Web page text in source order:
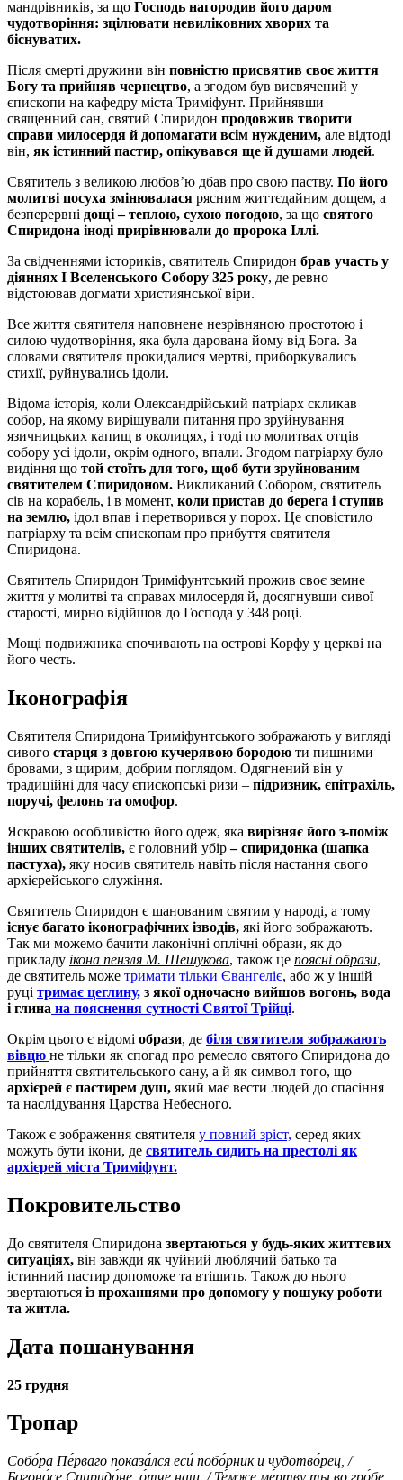
мандрівників, за що Господь нагородив його даром
чудотворіння: зцілювати невиліковних хворих та
біснуватих.
Після смерті дружини він повністю присвятив своє життя
Богу та прийняв чернецтво, а згодом був висвячений у
єпископи на кафедру міста Триміфунт. Прийнявши
священний сан, святий Спиридон продовжив творити
справи милосердя й допомагати всім нужденим, але відтоді
він, як істинний пастир, опікувався ще й душами людей.
Святитель з великою любов’ю дбав про свою паству. По його
молитві посуха змінювалася рясним життєдайним дощем, а
безперервні дощі – теплою, сухою погодою, за що святого
Спиридона іноді прирівнювали до пророка Іллі.
За свідченнями істориків, святитель Спиридон брав участь у
діяннях І Вселенського Собору 325 року, де ревно
відстоював догмати християнської віри.
Все життя святителя наповнене незрівняною простотою і
силою чудотворіння, яка була дарована йому від Бога. За
словами святителя прокидалися мертві, приборкувались
стихії, руйнувались ідоли.
Відома історія, коли Олександрійський патріарх скликав
собор, на якому вирішували питання про зруйнування
язичницьких капищ в околицях, і тоді по молитвах отців
собору усі ідоли, окрім одного, впали. Згодом патріарху було
видіння що той стоїть для того, щоб бути зруйнованим
святителем Спиридоном. Викликаний Собором, святитель
сів на корабель, і в момент, коли пристав до берега і ступив
на землю, ідол впав і перетворився у порох. Це сповістило
патріарху та всім єпископам про прибуття святителя
Спиридона.
Святитель Спиридон Триміфунтський прожив своє земне
життя у молитві та справах милосердя й, досягнувши сивої
старості, мирно відійшов до Господа у 348 році.
Мощі подвижника спочивають на острові Корфу у церкві на
його честь.
Іконографія
Святителя Спиридона Триміфунтського зображають у вигляді
сивого старця з довгою кучерявою бородою ти пишними
бровами, з щирим, добрим поглядом. Одягнений він у
традиційні для часу єпископські ризи – підризник, єпітрахіль,
поручі, фелонь та омофор.
Яскравою особливістю його одеж, яка вирізняє його з-поміж
інших святителів, є головний убір– спиридонка (шапка
пастуха), яку носив святитель навіть після настання свого
архієрейського служіння.
Святитель Спиридон є шанованим святим у народі, а тому
існує багато іконографічних ізводів, які його зображають.
Так ми можемо бачити лаконічні оплічні образи, як до
прикладу ікона пензля М. Шешукова, також це поясні образи,
де святитель може тримати тільки Євангеліє, або ж у іншій
руці тримає цеглину, з якої одночасно вийшов вогонь, вода
і глина на пояснення сутності Святої Трійці.
Окрім цього є відомі образи, де біля святителя зображають
вівцю не тільки як спогад про ремесло святого Спиридона до
прийняття святительського сану, а й як символ того, що
архієрей є пастирем душ, який має вести людей до спасіння
та наслідування Царства Небесного.
Також є зображення святителя у повний зріст, серед яких
можуть бути ікони, де святитель сидить на престолі як
архієрей міста Триміфунт.
Покровительство
До святителя Спиридона звертаються у будь-яких життєвих
ситуаціях, він завжди як чуйний люблячий батько та
істинний пастир допоможе та втішить. Також до нього
звертаються із проханнями про допомогу у пошуку роботи
та житла.
Дата пошанування
25 грудня
Тропар
Собо́ра Пе́рваго показа́лся еси́ побо́рник и чудотво́рец, /